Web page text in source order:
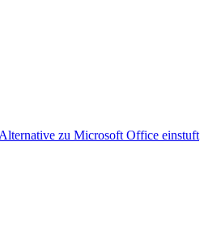
zu Microsoft Office einstuft